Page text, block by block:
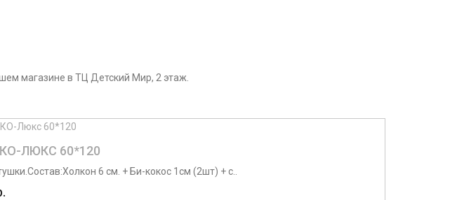
магазине в ТЦ Детский Мир, 2 этаж.
ЛЮКС 60*120
6 см. + Би-кокос 1см (2шт) + с..